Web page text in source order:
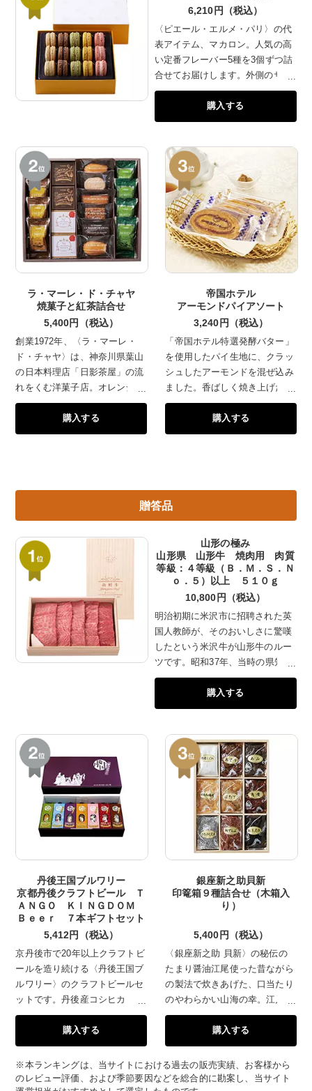
6,210円（税込）
〈ピエール・エルメ・パリ〉の代
表アイテム、マカロン。人気の高
い定番フレーバー5種を3個ずつ詰
合せてお届けします。外側のサク
サクとした食感と、中の甘くとろ
けるようなクリームをお楽しみく
ださい。どなたにでも喜ばれる定
としてもおすすめです。
購入する
ラ・マーレ・ド・チャヤ
焼菓子と紅茶詰合せ
5,400円（税込）
創業1972年、〈ラ・マーレ・
ド・チャヤ〉は、神奈川県葉山
の日本料理店「日影茶屋」の流
れをくむ洋菓子店。オレンジリ
キュールをアクセントに使った
葉山のショコラ・カロが人気。
購入する
帝国ホテル
アーモンドパイアソート
3,240円（税込）
「帝国ホテル特選発酵バター」
を使用したパイ生地に、クラッ
シュしたアーモンドを混ぜ込み
ました。香ばしく焼き上げたパ
イの食感と発酵バターの風味を
お楽しみください。
購入する
贈答品
山形の極み
山形県 山形牛 焼肉用 肉質
等級：４等級（Ｂ．Ｍ．Ｓ．Ｎ
ｏ．５）以上 ５１０ｇ
10,800円（税込）
明治初期に米沢市に招聘された英
国人教師が、そのおいしさに驚嘆
したという米沢牛が山形牛のルー
ツです。昭和37年、当時の県知事
により県内産肉牛は「山形牛」と
命名され全国にその名を広めてい
きました。昼夜の寒暖差が激しい
り、肉が仕上がるまで大切に飼育
する山形牛は、脂肪の融点が低
く、血中コレステロール量の調整
作用を持つ不飽和脂肪酸の割合が
高いのが特徴です。良質な脂と肉
質、まろやかで深い味わいをご堪
能ください。
購入する
丹後王国ブルワリー
京都丹後クラフトビール Ｔ
ＡＮＧＯ ＫＩＮＧＤＯＭ
Ｂｅｅｒ ７本ギフトセット
5,412円（税込）
京丹後市で20年以上クラフトビ
ールを造り続ける〈丹後王国ブ
ルワリー〉のクラフトビールセ
ットです。丹後産コシヒカリを
使ったまろやかでクリアな味わ
いの「マイスター」、5種類の
麦芽をブレンドし心地よい苦み
とスモーキーな香りの「スモー
ク（ラオホ）」、英国産の麦芽
購入する
銀座新之助貝新
印篭箱９種詰合せ（木箱入
り）
5,400円（税込）
〈銀座新之助 貝新〉の秘伝の
たまり醤油江尾使った昔ながら
の製法で炊きあげた、口当たり
のやわらかい山海の幸。江戸時
代より続く伝統が生み出す秘伝
購入する
※本ランキングは、当サイトにおける過去の販売実績、お客様から
のレビュー評価、および季節要因などを総合的に勘案し、当サイト